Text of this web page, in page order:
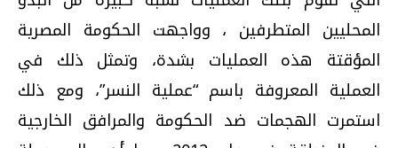
المحليين المتطرفين ، وواجهت الحكومة المصرية
المؤقتة هذه العمليات بشدة، وتمثل ذلك في
العملية المعروفة باسم “عملية النسر”، ومع ذلك
استمرت الهجمات ضد الحكومة والمرافق الخارجية